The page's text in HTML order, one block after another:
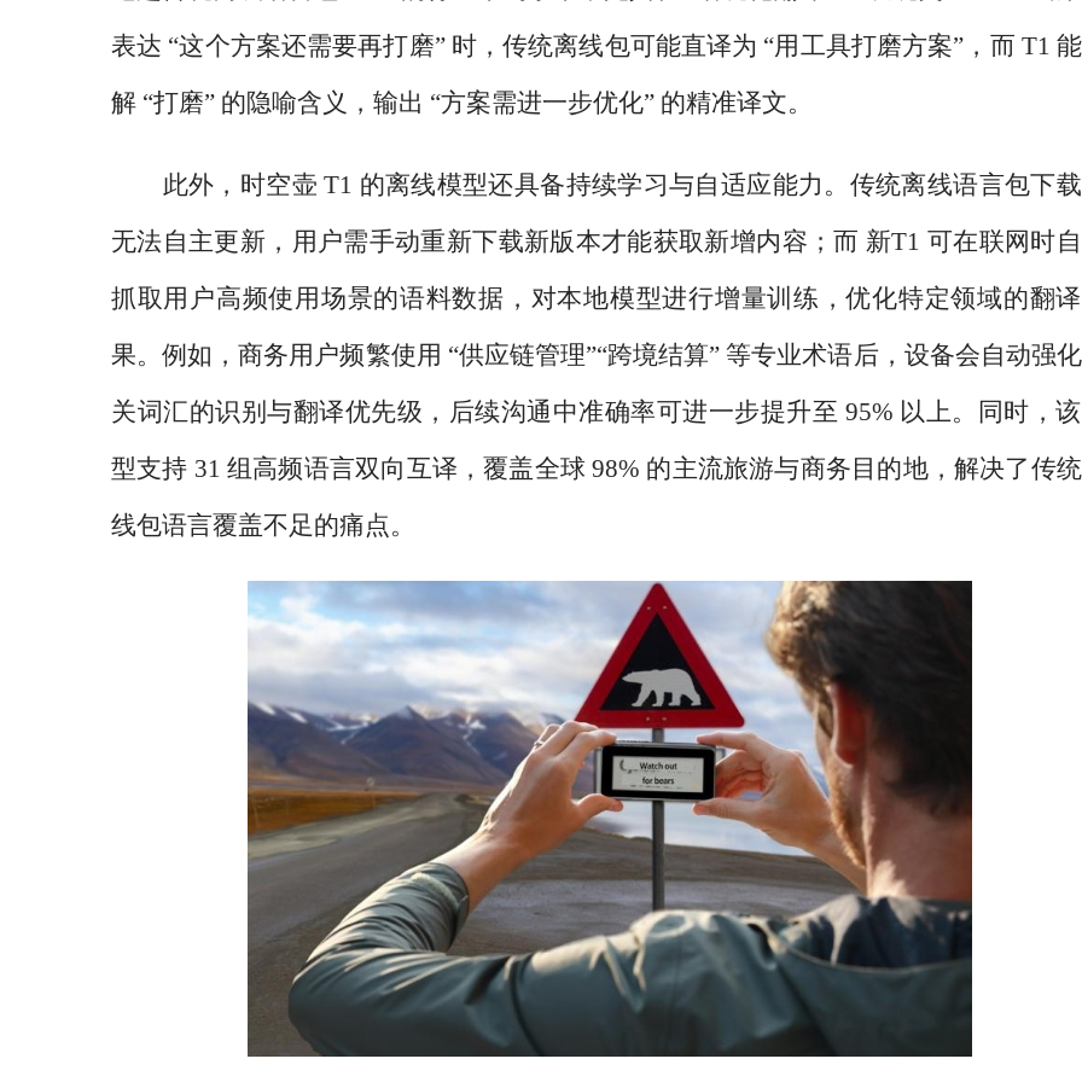
表达 “这个方案还需要再打磨” 时，传统离线包可能直译为 “用工具打磨方案”，而 T1
解 “打磨” 的隐喻含义，输出 “方案需进一步优化” 的精准译文。
此外，时空壶 T1 的离线模型还具备持续学习与自适应能力。传统离线语言包下
无法自主更新，用户需手动重新下载新版本才能获取新增内容；而 新T1 可在联网时
抓取用户高频使用场景的语料数据，对本地模型进行增量训练，优化特定领域的翻
果。例如，商务用户频繁使用 “供应链管理”“跨境结算” 等专业术语后，设备会自动强
关词汇的识别与翻译优先级，后续沟通中准确率可进一步提升至 95% 以上。同时，
型支持 31 组高频语言双向互译，覆盖全球 98% 的主流旅游与商务目的地，解决了传
线包语言覆盖不足的痛点。